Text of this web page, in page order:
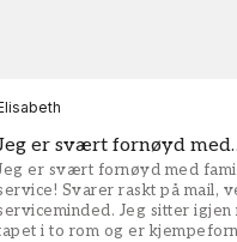
er svært fornøyd
er svært fornøyd med
Svarer raskt på mail,
Jeg sitter igjen
i to rom og er